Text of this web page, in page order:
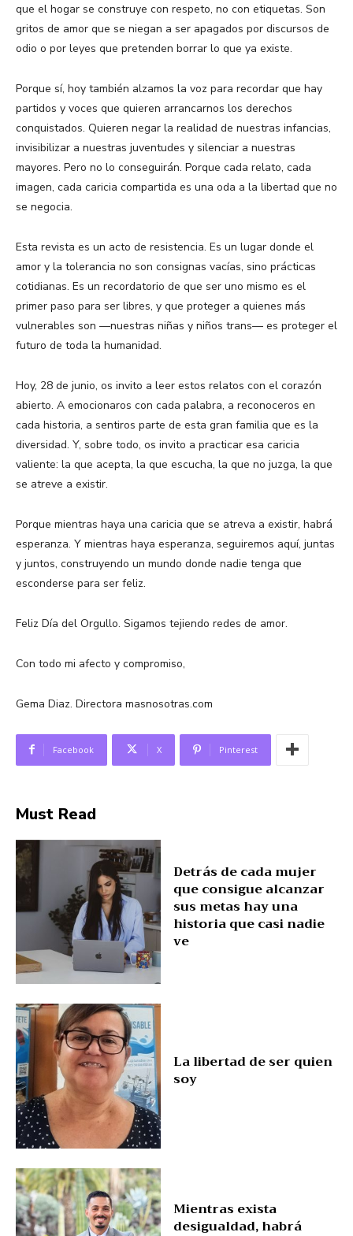
que el hogar se construye con respeto, no con etiquetas. Son
gritos de amor que se niegan a ser apagados por discursos de
odio o por leyes que pretenden borrar lo que ya existe.
Porque sí, hoy también alzamos la voz para recordar que hay
partidos y voces que quieren arrancarnos los derechos
conquistados. Quieren negar la realidad de nuestras infancias,
invisibilizar a nuestras juventudes y silenciar a nuestras
mayores. Pero no lo conseguirán. Porque cada relato, cada
imagen, cada caricia compartida es una oda a la libertad que no
se negocia.
Esta revista es un acto de resistencia. Es un lugar donde el
amor y la tolerancia no son consignas vacías, sino prácticas
cotidianas. Es un recordatorio de que ser uno mismo es el
primer paso para ser libres, y que proteger a quienes más
vulnerables son —nuestras niñas y niños trans— es proteger el
futuro de toda la humanidad.
Hoy, 28 de junio, os invito a leer estos relatos con el corazón
abierto. A emocionaros con cada palabra, a reconoceros en
cada historia, a sentiros parte de esta gran familia que es la
diversidad. Y, sobre todo, os invito a practicar esa caricia
valiente: la que acepta, la que escucha, la que no juzga, la que
se atreve a existir.
Porque mientras haya una caricia que se atreva a existir, habrá
esperanza. Y mientras haya esperanza, seguiremos aquí, juntas
y juntos, construyendo un mundo donde nadie tenga que
esconderse para ser feliz.
Feliz Día del Orgullo. Sigamos tejiendo redes de amor.
Con todo mi afecto y compromiso,
Gema Diaz. Directora masnosotras.com
Facebook X Pinterest
Must Read
Detrás de cada mujer
que consigue alcanzar
sus metas hay una
historia que casi nadie
ve
La libertad de ser quien
soy
Mientras exista
desigualdad, habrá